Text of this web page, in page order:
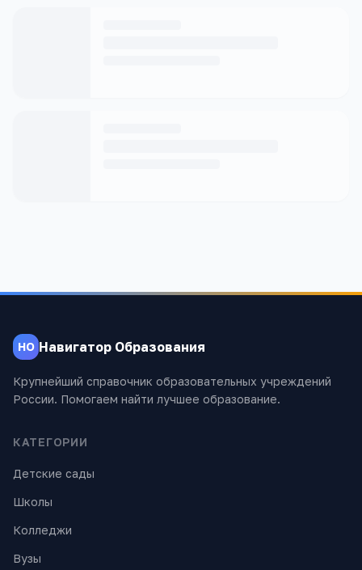
НО Навигатор Образования
Крупнейший справочник образовательных учреждений
России. Помогаем найти лучшее образование.
КАТЕГОРИИ
Детские сады
Школы
Колледжи
Вузы